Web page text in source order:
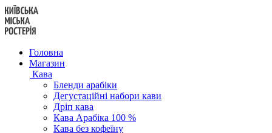
Перейти
до
вмісту
Головна
Магазин
Кава
Бленди арабіки
Дегустаційні набори кави
Дріп кава
Кава Арабіка 100 %
Кава без кофеїну